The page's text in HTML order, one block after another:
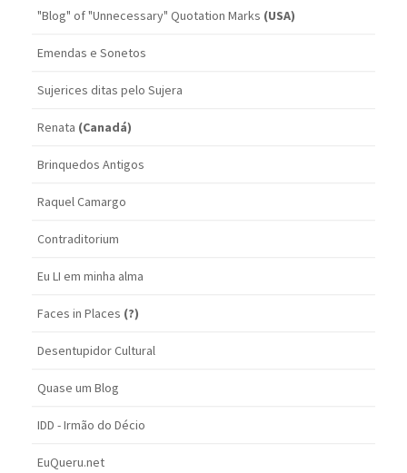
"Blog" of "Unnecessary" Quotation Marks (USA)
Emendas e Sonetos
Sujerices ditas pelo Sujera
Renata (Canadá)
Brinquedos Antigos
Raquel Camargo
Contraditorium
Eu LI em minha alma
Faces in Places (?)
Desentupidor Cultural
Quase um Blog
IDD - Irmão do Décio
EuQueru.net